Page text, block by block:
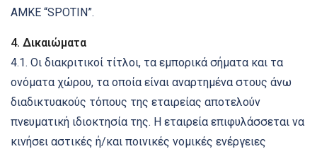
ΑΜΚΕ “SPOTIN”.
4. Δικαιώματα
4.1. Οι διακριτικοί τίτλοι, τα εμπορικά σήματα και τα
ονόματα χώρου, τα οποία είναι αναρτημένα στους άνω
διαδικτυακούς τόπους της εταιρείας αποτελούν
πνευματική ιδιοκτησία της. Η εταιρεία επιφυλάσσεται να
κινήσει αστικές ή/και ποινικές νομικές ενέργειες